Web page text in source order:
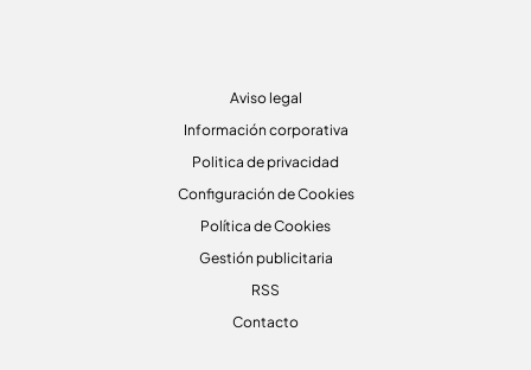
Aviso legal
Información corporativa
Politica de privacidad
Configuración de Cookies
Política de Cookies
Gestión publicitaria
RSS
Contacto